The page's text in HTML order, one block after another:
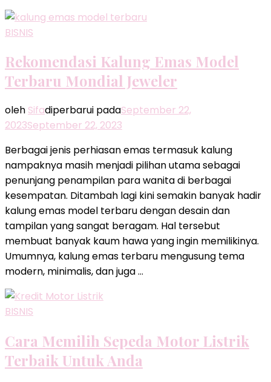
BISNIS
Rekomendasi Kalung Emas Model
Terbaru Mondial Jeweler
oleh Sifadiperbarui padaSeptember 22,
2023September 22, 2023
Berbagai jenis perhiasan emas termasuk kalung
nampaknya masih menjadi pilihan utama sebagai
penunjang penampilan para wanita di berbagai
kesempatan. Ditambah lagi kini semakin banyak hadir
kalung emas model terbaru dengan desain dan
tampilan yang sangat beragam. Hal tersebut
membuat banyak kaum hawa yang ingin memilikinya.
Umumnya, kalung emas terbaru mengusung tema
modern, minimalis, dan juga …
BISNIS
Cara Memilih Sepeda Motor Listrik
Terbaik Untuk Anda